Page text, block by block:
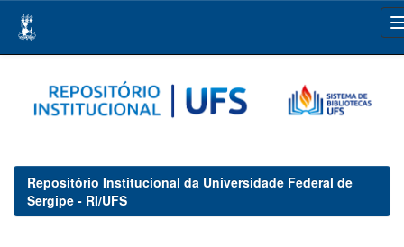
navigation
Repositório Institucional da Universidade Federal de
Sergipe - RI/UFS